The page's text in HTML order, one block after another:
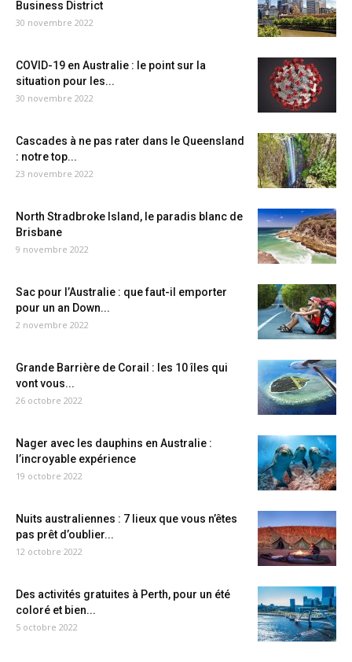
Business District
30 novembre 2022
COVID-19 en Australie : le point sur la
situation pour les...
30 novembre 2022
Cascades à ne pas rater dans le Queensland
: notre top...
23 novembre 2022
North Stradbroke Island, le paradis blanc de
Brisbane
9 novembre 2022
Sac pour l’Australie : que faut-il emporter
pour un an Down...
2 novembre 2022
Grande Barrière de Corail : les 10 îles qui
vont vous...
26 octobre 2022
Nager avec les dauphins en Australie :
l’incroyable expérience
19 octobre 2022
Nuits australiennes : 7 lieux que vous n’êtes
pas prêt d’oublier...
12 octobre 2022
Des activités gratuites à Perth, pour un été
coloré et bien...
5 octobre 2022